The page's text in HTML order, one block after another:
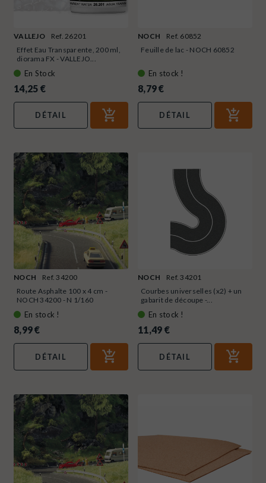
VALLEJO
Ref. 26201
Effet Eau Transparente, 200 ml,
diorama FX - VALLEJO...
En Stock
14,25 €
DÉTAIL
NOCH
Ref. 60852
Feuille de lac - NOCH 60852
En stock !
8,79 €
DÉTAIL
NOCH
Ref. 34200
Route Asphalte 100 x 4 cm -
NOCH 34200 - N 1/160
En stock !
8,99 €
DÉTAIL
NOCH
Ref. 34201
Courbes universelles (x2) + un
gabarit de découpe -...
En stock !
11,49 €
DÉTAIL